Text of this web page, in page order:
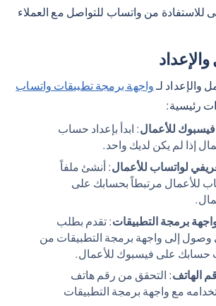
للاستفادة من واتساب للتواصل مع العملاء
والإعداد لـ واجهة برمجة تطبيقات واتساب
رئيسية:
للأعمال: ابدأ بإعداد حساب
إذا لم يكن لديك واحد.
لواتساب للأعمال: أنشئ ملفاً
للأعمال مرتبطاً بحسابك على
برمجة التطبيقات: تقدم بطلب
إلى واجهة برمجة التطبيقات من
حسابك على فيسبوك للأعمال.
الهاتف: التحقق من رقم هاتف
مع واجهة برمجة التطبيقات